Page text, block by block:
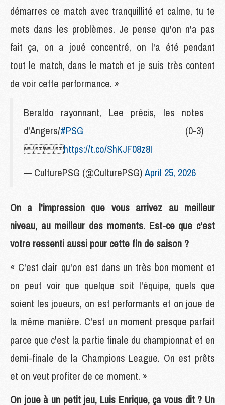
démarres ce match avec tranquillité et calme, tu te
mets dans les problèmes. Je pense qu'on n'a pas
fait ça, on a joué concentré, on l'a été pendant
tout le match, dans le match et je suis très content
de voir cette performance. »
Beraldo rayonnant, Lee précis, les notes
d'Angers/#PSG (0-3)
https://t.co/ShKJF08z8I
— CulturePSG (@CulturePSG)April 25, 2026
On a l'impression que vous arrivez au meilleur
niveau, au meilleur des moments. Est-ce que c'est
votre ressenti aussi pour cette fin de saison ?
« C'est clair qu'on est dans un très bon moment et
on peut voir que quelque soit l'équipe, quels que
soient les joueurs, on est performants et on joue de
la même manière. C'est un moment presque parfait
parce que c'est la partie finale du championnat et en
demi-finale de la Champions League. On est prêts
et on veut profiter de ce moment. »
On joue à un petit jeu, Luis Enrique, ça vous dit ? Un